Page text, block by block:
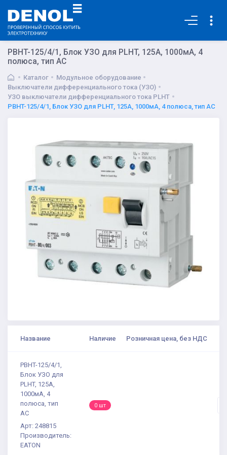
PBHT-125/4/1, Блок УЗО для PLHT, 125A, 1000мА, 4
полюса, тип АС
Каталог
Модульное оборудование
Выключатели дифференциального тока (УЗО)
УЗО выключатели дифференциального тока PLHT
PBHT-125/4/1, Блок УЗО для PLHT, 125A, 1000мА, 4 полюса, тип АС
Название Наличие Розничная цена, без НДС
PBHT-125/4/1,
Блок УЗО для
PLHT, 125A,
1000мА, 4
полюса, тип
АС
Арт: 248815
Производитель:
EATON
0 шт